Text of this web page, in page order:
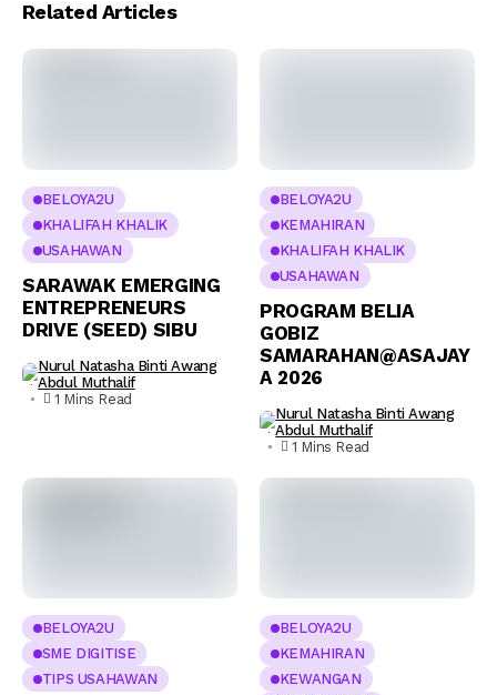
Related Articles
BELOYA2U
KHALIFAH KHALIK
USAHAWAN
SARAWAK EMERGING
ENTREPRENEURS
DRIVE (SEED) SIBU
Nurul Natasha Binti Awang
Abdul Muthalif
1 Mins Read
BELOYA2U
KEMAHIRAN
KHALIFAH KHALIK
USAHAWAN
PROGRAM BELIA
GOBIZ
SAMARAHAN@ASAJAY
A 2026
Nurul Natasha Binti Awang
Abdul Muthalif
1 Mins Read
BELOYA2U
SME DIGITISE
TIPS USAHAWAN
BELOYA2U
KEMAHIRAN
KEWANGAN